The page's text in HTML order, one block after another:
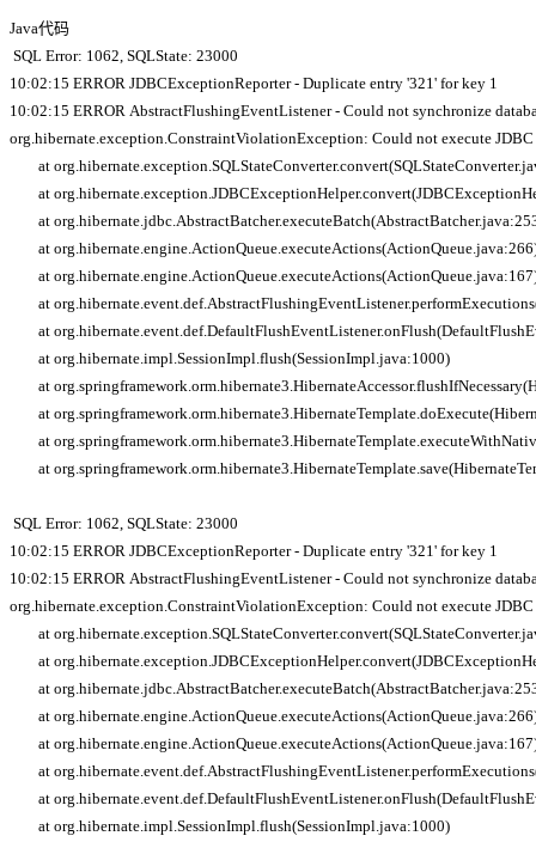
Java代码
SQL Error: 1062, SQLState: 23000
10:02:15 ERROR JDBCExceptionReporter - Duplicate entry '321' for key 1
10:02:15 ERROR AbstractFlushingEventListener - Could not synchronize
org.hibernate.exception.ConstraintViolationException: Could not execute
at
at
at
at
at
at
at
at org.hibernate.impl.SessionImpl.flush(SessionImpl.java:1000)
at
at
at
at
SQL Error: 1062, SQLState: 23000
10:02:15 ERROR JDBCExceptionReporter - Duplicate entry '321' for key 1
10:02:15 ERROR AbstractFlushingEventListener - Could not synchronize
org.hibernate.exception.ConstraintViolationException: Could not execute JDBC
at
at
at
at
at
at
at
at org.hibernate.impl.SessionImpl.flush(SessionImpl.java:1000)